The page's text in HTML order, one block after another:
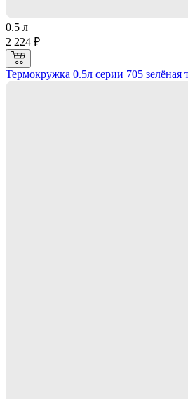
0.5 л
2 224 ₽
Термокружка 0.5л серии 705 зелёная